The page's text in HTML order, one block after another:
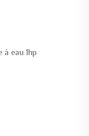
eau 1hp